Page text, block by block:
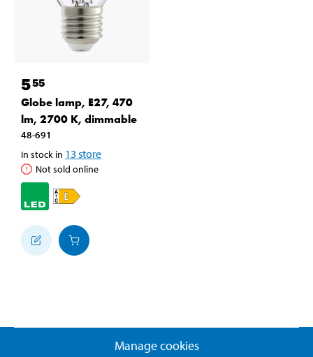
555
Globe lamp, E27, 470
lm, 2700 K, dimmable
48-691
In stock in 13 store
Not sold online
Manage cookies